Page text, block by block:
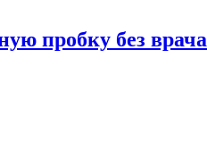
пробку без врача